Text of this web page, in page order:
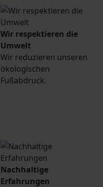
Wir respektieren die
Umwelt
Wir reduzieren unseren
ökologischen
Fußabdruck.
Nachhaltige
Erfahrungen